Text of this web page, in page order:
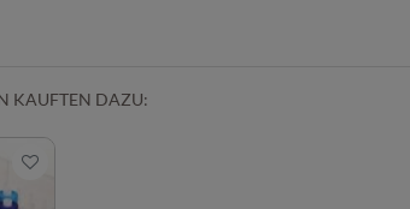
KAUFTEN DAZU: